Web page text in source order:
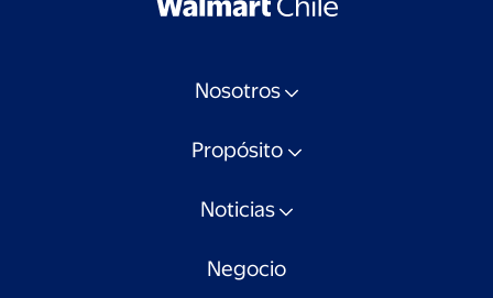
Nosotros
Propósito
Noticias
Negocio